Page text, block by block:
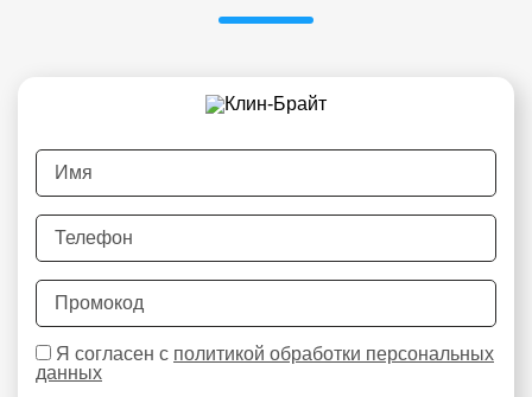
Я согласен с политикой обработки персональных
данных